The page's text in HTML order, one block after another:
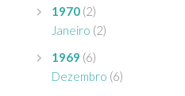
1970 (2)
Janeiro (2)
1969 (6)
Dezembro (6)